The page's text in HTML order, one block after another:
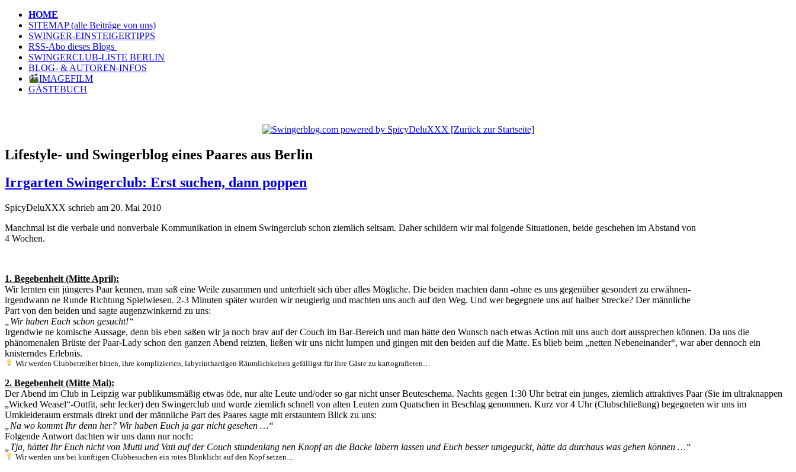
HOME
SITEMAP (alle Beiträge von uns)
SWINGER-EINSTEIGERTIPPS
RSS-Abo dieses Blogs
SWINGERCLUB-LISTE BERLIN
BLOG- & AUTOREN-INFOS
IMAGEFILM
GÄSTEBUCH
Lifestyle- und Swingerblog eines Paares aus Berlin
Irrgarten Swingerclub: Erst suchen, dann poppen
SpicyDeluXXX schrieb am 20. Mai 2010
Manchmal ist die verbale und nonverbale Kommunikation in einem Swingerclub schon ziemlich seltsam. Daher schildern wir mal folgende Situationen, beide geschehen im Abstand von
4 Wochen.
1. Begebenheit (Mitte April):
Wir lernten ein jüngeres Paar kennen, man saß eine Weile zusammen und unterhielt sich über alles Mögliche. Die beiden machten dann -ohne es uns gegenüber gesondert zu erwähnen-
irgendwann ne Runde Richtung Spielwiesen. 2-3 Minuten später wurden wir neugierig und machten uns auch auf den Weg. Und wer begegnete uns auf halber Strecke? Der männliche
Part von den beiden und sagte augenzwinkernd zu uns:
„Wir haben Euch schon gesucht!“
Irgendwie ne komische Aussage, denn bis eben saßen wir ja noch brav auf der Couch im Bar-Bereich und man hätte den Wunsch nach etwas Action mit uns auch dort aussprechen können. Da uns die
phänomenalen Brüste der Paar-Lady schon den ganzen Abend reizten, ließen wir uns nicht lumpen und gingen mit den beiden auf die Matte. Es blieb beim „netten Nebeneinander“, war aber dennoch ein
knisterndes Erlebnis.
Wir werden Clubbetreiber bitten, ihre komplizierten, labyrinthartigen Räumlichkeiten gefälligst für ihre Gäste zu kartografieren…
2. Begebenheit (Mitte Mai):
Der Abend im Club in Leipzig war publikumsmäßig etwas öde, nur alte Leute und/oder so gar nicht unser Beuteschema. Nachts gegen 1:30 Uhr betrat ein junges, ziemlich attraktives Paar (Sie im ultraknappen
„Wicked Weasel“-Outfit, sehr lecker) den Swingerclub und wurde ziemlich schnell von alten Leuten zum Quatschen in Beschlag genommen. Kurz vor 4 Uhr (Clubschließung) begegneten wir uns im
Umkleideraum erstmals direkt und der männliche Part des Paares sagte mit erstauntem Blick zu uns:
„Na wo kommt Ihr denn her? Wir haben Euch ja gar nicht gesehen …“
Folgende Antwort dachten wir uns dann nur noch:
„Tja, hättet Ihr Euch nicht von Mutti und Vati auf der Couch stundenlang nen Knopf an die Backe labern lassen und Euch besser umgeguckt, hätte da durchaus was gehen können …“
Wir werden uns bei künftigen Clubbesuchen ein rotes Blinklicht auf den Kopf setzen…